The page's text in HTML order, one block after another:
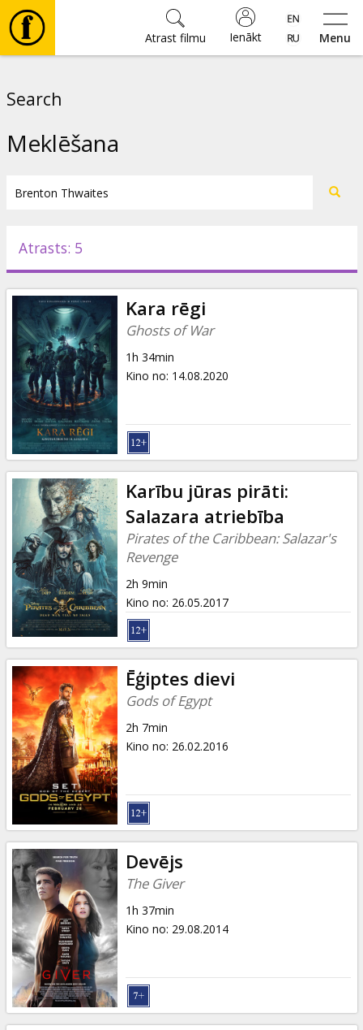
Menu
Ienākt
Atrast filmu
Pasākumi
Ziņas
Dāvanu
kartes
Uzkodas
B2B
Kino
Klubs
Search
Meklēšana
Atrasts: 5
Kara rēgi
Ghosts of War
1h 34min
Kino no: 14.08.2020
Karību jūras pirāti:
Salazara atriebība
Pirates of the Caribbean: Salazar's
Revenge
2h 9min
Kino no: 26.05.2017
Ēģiptes dievi
Gods of Egypt
2h 7min
Kino no: 26.02.2016
Devējs
The Giver
1h 37min
Kino no: 29.08.2014